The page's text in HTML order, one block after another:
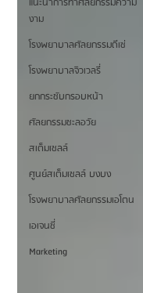
งาม
โรงพยาบาลศัลยกรรมดีเซ่
โรงพยาบาลจิวเวลรี่
ยกกระชับกรอบหน้า
ศัลยกรรมชะลอวัย
สเต็มเซลล์
ศูนย์สเต็มเซลล์ บงบง
โรงพยาบาลศัลยกรรมเอโตน
เอเจนซี่
Marketing